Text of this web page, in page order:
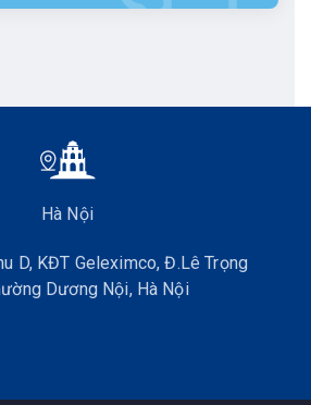
chịu của máy thủy bình Kolida là một
IP54 trở lên, máy có thể chịu đựng
và bụi bẩn, bảo đảm hoạt động bền
Hà Nội
D, KĐT Geleximco, Đ.Lê Trọng
Dương Nội, Hà Nội